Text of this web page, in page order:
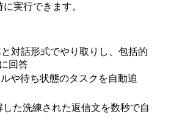
実行できます。
対話形式でやり取りし、包括的
回答
や待ち状態のタスクを自動追
た洗練された返信文を数秒で自